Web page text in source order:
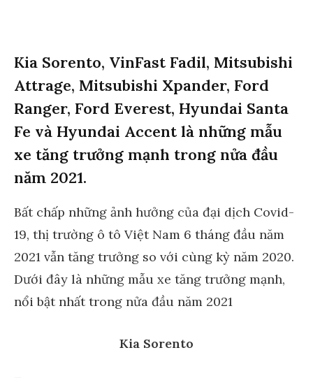
Kia Sorento, VinFast Fadil, Mitsubishi
Attrage, Mitsubishi Xpander, Ford
Ranger, Ford Everest, Hyundai Santa
Fe và Hyundai Accent là những mẫu
xe tăng trưởng mạnh trong nửa đầu
năm 2021.
Bất chấp những ảnh hưởng của đại dịch Covid-
19, thị trường ô tô Việt Nam 6 tháng đầu năm
2021 vẫn tăng trưởng so với cùng kỳ năm 2020.
Dưới đây là những mẫu xe tăng trưởng mạnh,
nổi bật nhất trong nửa đầu năm 2021
Kia Sorento